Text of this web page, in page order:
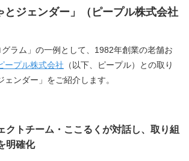
とジェンダー」（ピープル株式会社
グラム」の一例として、1982年創業の老舗お
ープル株式会社 （以下、ピープル）との取り
ンダー」をご紹介します。
クトチーム・ここるくが対話し、取り組
明確化